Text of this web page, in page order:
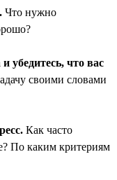
Что нужно
убедитесь, что вас
своими словами
Как часто
По каким критериям